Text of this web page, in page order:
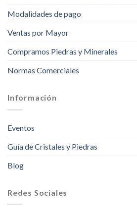
Modalidades de pago
Ventas por Mayor
Compramos Piedras y Minerales
Normas Comerciales
Información
Eventos
Guía de Cristales y Piedras
Blog
Redes Sociales